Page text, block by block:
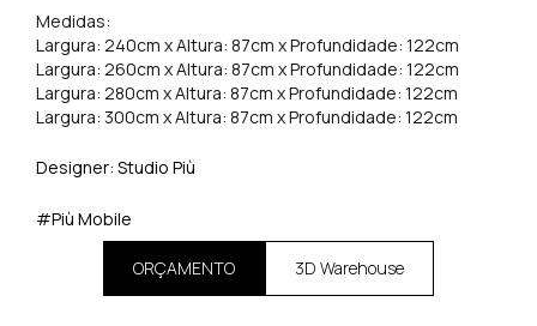
Medidas:
Largura: 240cm x Altura: 87cm x Profundidade: 122cm
Largura: 260cm x Altura: 87cm x Profundidade: 122cm
Largura: 280cm x Altura: 87cm x Profundidade: 122cm
Largura: 300cm x Altura: 87cm x Profundidade: 122cm
Designer: Studio Più
#Più Mobile
ORÇAMENTO 3D Warehouse